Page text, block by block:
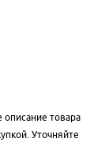
товара
Уточняйте